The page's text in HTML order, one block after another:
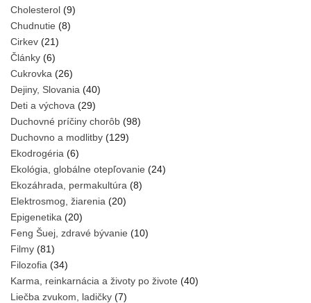
Cholesterol (9)
Chudnutie (8)
Cirkev (21)
Články (6)
Cukrovka (26)
Dejiny, Slovania (40)
Deti a výchova (29)
Duchovné príčiny chorôb (98)
Duchovno a modlitby (129)
Ekodrogéria (6)
Ekológia, globálne otepľovanie (24)
Ekozáhrada, permakultúra (8)
Elektrosmog, žiarenia (20)
Epigenetika (20)
Feng Šuej, zdravé bývanie (10)
Filmy (81)
Filozofia (34)
Karma, reinkarnácia a životy po živote (40)
Liečba zvukom, ladičky (7)